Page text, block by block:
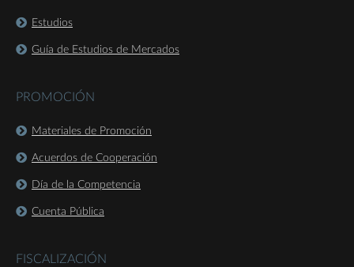
Estudios
Guía de Estudios de Mercados
PROMOCIÓN
Materiales de Promoción
Acuerdos de Cooperación
Día de la Competencia
Cuenta Pública
FISCALIZACIÓN